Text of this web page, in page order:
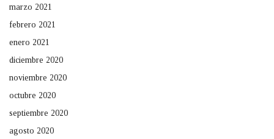
marzo 2021
febrero 2021
enero 2021
diciembre 2020
noviembre 2020
octubre 2020
septiembre 2020
agosto 2020